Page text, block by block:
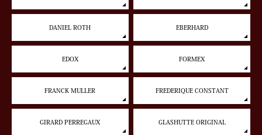
DANIEL ROTH EBERHARD
EDOX FORMEX
FRANCK MULLER FREDERIQUE CONSTANT
GIRARD PERREGAUX GLASHUTTE ORIGINAL